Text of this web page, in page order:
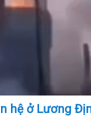
hệ ở Lương